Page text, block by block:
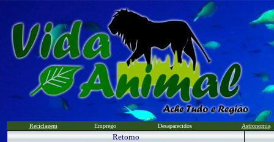
Reciclagem Emprego Desaparecidos Astronomia
Retorno